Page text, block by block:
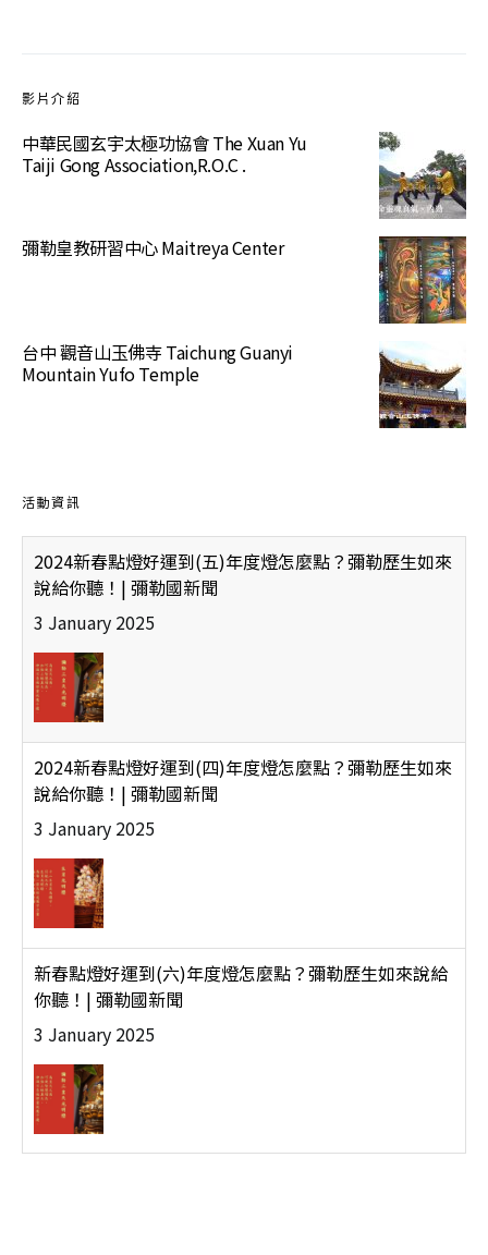
影片介紹
中華民國玄宇太極功協會 The Xuan Yu
Taiji Gong Association,R.O.C .
彌勒皇教研習中心 Maitreya Center
台中 觀音山玉佛寺 Taichung Guanyi
Mountain Yufo Temple
活動資訊
2024新春點燈好運到(五)年度燈怎麼點？彌勒歷生如來
說給你聽！| 彌勒國新聞
3 January 2025
2024新春點燈好運到(四)年度燈怎麼點？彌勒歷生如來
說給你聽！| 彌勒國新聞
3 January 2025
新春點燈好運到(六)年度燈怎麼點？彌勒歷生如來說給
你聽！| 彌勒國新聞
3 January 2025